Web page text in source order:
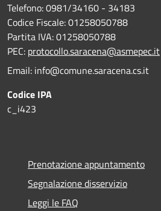
Telefono: 0981/34160 - 34183
Codice Fiscale: 01258050788
Partita IVA: 01258050788
PEC: protocollo.saracena@asmepec.it
Email: info@comune.saracena.cs.it
Codice IPA
c_i423
Prenotazione appuntamento
Segnalazione disservizio
Leggi le FAQ